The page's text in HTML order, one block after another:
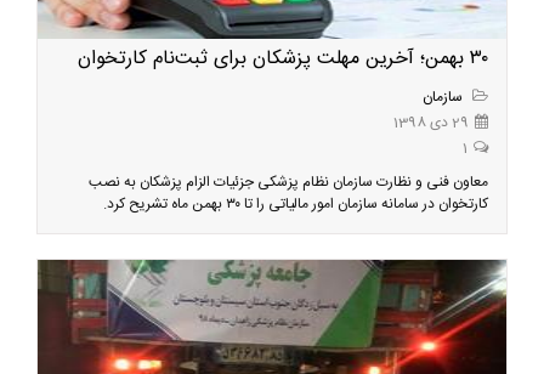
۳۰ بهمن؛ آخرین مهلت پزشکان برای ثبت‌نام کارتخوان
سازمان
29 دی 1398
1
معاون فنی و نظارت سازمان نظام پزشکی جزئیات الزام پزشکان به نصب
کارتخوان در سامانه سازمان امور مالیاتی را تا ۳۰ بهمن ماه تشریح کرد.